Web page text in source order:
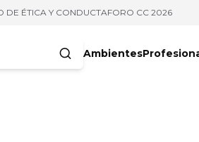
DE ÉTICA Y CONDUCTAFORO CC 2026
Ambientes